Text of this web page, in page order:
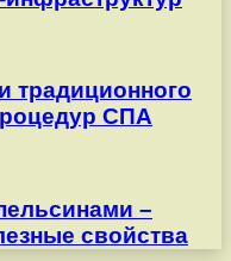
традиционного
СПА
–
свойства